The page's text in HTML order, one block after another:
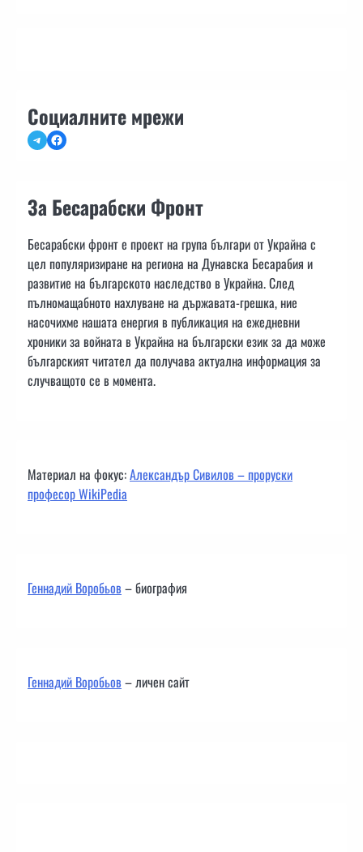
Социалните мрежи
TelegramFacebook
За Бесарабски Фронт
Бесарабски фронт е проект на група българи от Украйна с
цел популяризиране на региона на Дунавска Бесарабия и
развитие на българското наследство в Украйна. След
пълномащабното нахлуване на държавата-грешка, ние
насочихме нашата енергия в публикация на ежедневни
хроники за войната в Украйна на български език за да може
българският читател да получава актуална информация за
случващото се в момента.
Материал на фокус:Александър Сивилов – проруски
професор WikiPedia
Геннадий Воробьов– биография
Геннадий Воробьов– личен сайт